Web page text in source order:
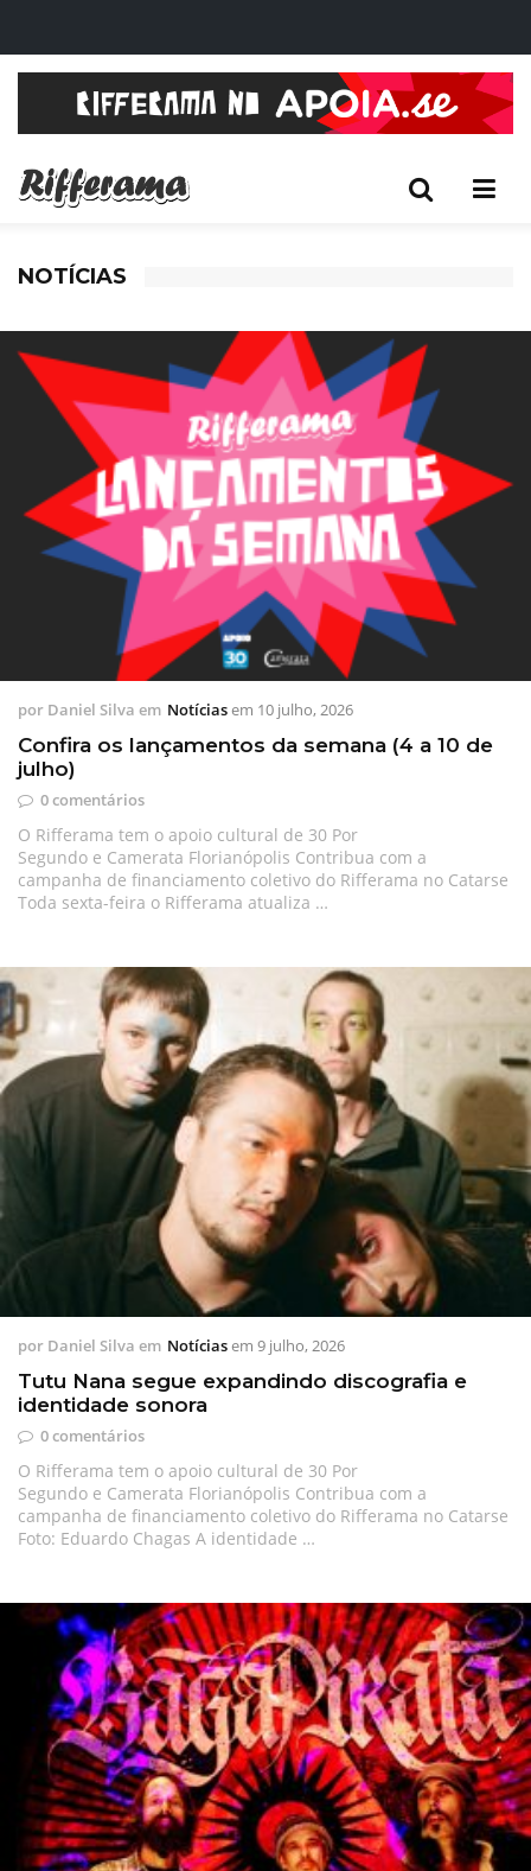
NOTÍCIAS
por Daniel Silva em Notíciasem 10 julho, 2026
Confira os lançamentos da semana (4 a 10 de
julho)
0 comentários
O Rifferama tem o apoio cultural de 30 Por
Segundo e Camerata Florianópolis Contribua com a
campanha de financiamento coletivo do Rifferama no Catarse
Toda sexta-feira o Rifferama atualiza …
por Daniel Silva em Notíciasem 9 julho, 2026
Tutu Nana segue expandindo discografia e
identidade sonora
0 comentários
O Rifferama tem o apoio cultural de 30 Por
Segundo e Camerata Florianópolis Contribua com a
campanha de financiamento coletivo do Rifferama no Catarse
Foto: Eduardo Chagas A identidade …